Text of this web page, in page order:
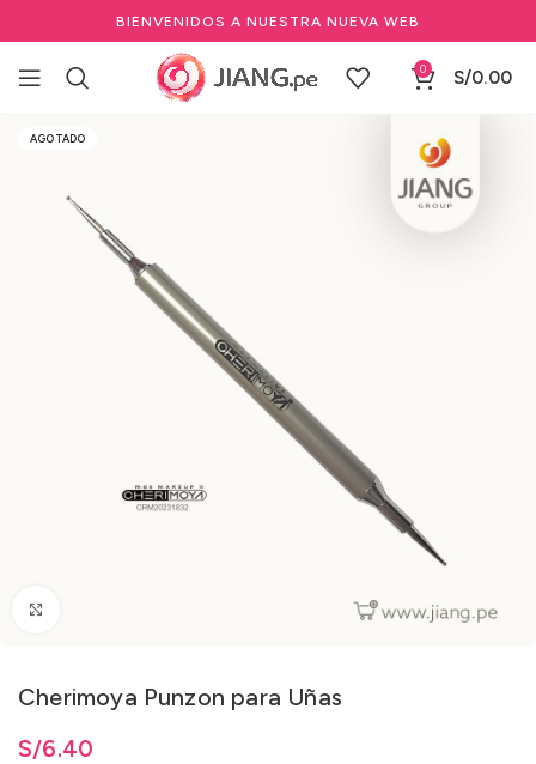
BIENVENIDOS A NUESTRA NUEVA WEB
0 S/0.00
Inicio Manicure y Pedicure
Cherimoya
AGOTADO
Cherimoya Punzon para Uñas
S/6.40